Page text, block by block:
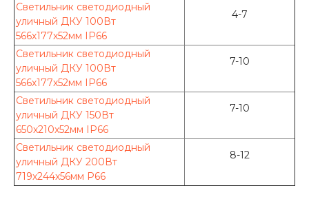
Светильник светодиодный
уличный ДКУ 100Вт
566х177х52мм IP66
4-7
Светильник светодиодный
уличный ДКУ 100Вт
566х177х52мм IP66
7-10
Светильник светодиодный
уличный ДКУ 150Вт
650х210х52мм IP66
7-10
Светильник светодиодный
уличный ДКУ 200Вт
719х244х56мм P66
8-12